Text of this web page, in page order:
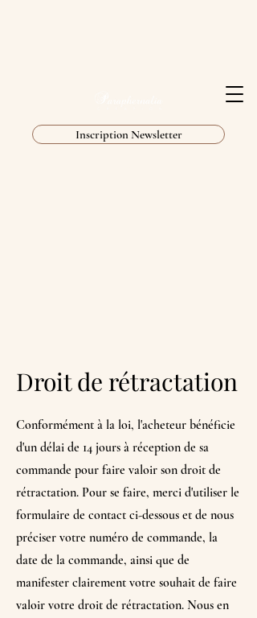
Inscription Newsletter
Droit de rétractation
Conformément à la loi, l'acheteur bénéficie
d'un délai de 14 jours à réception de sa
commande pour faire valoir son droit de
rétractation. Pour se faire, merci d'utiliser le
formulaire de contact ci-dessous et de nous
préciser votre numéro de commande, la
date de la commande, ainsi que de
manifester clairement votre souhait de faire
valoir votre droit de rétractation. Nous en